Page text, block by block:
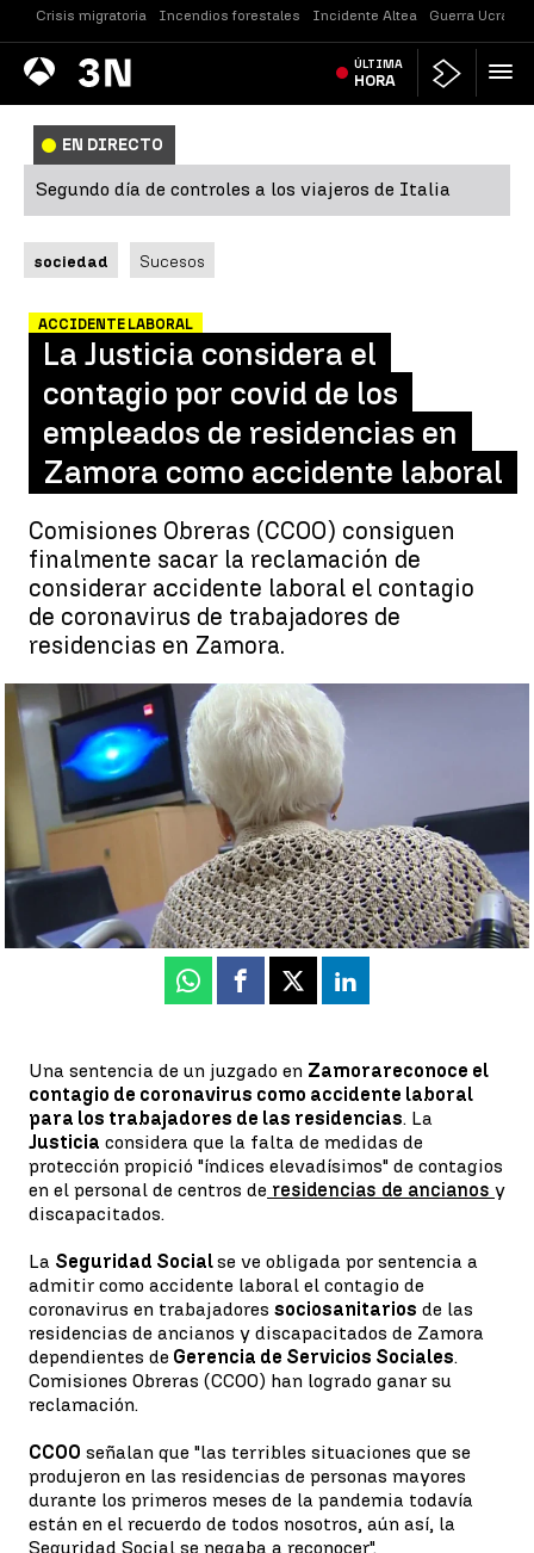
Crisis migratoria Incendios forestales Incidente Altea Guerra Ucrania
Antena
3 Noticias ÚLTIMA
HORA
EN DIRECTO
Segundo día de controles a los viajeros de Italia
sociedad Sucesos
ACCIDENTE LABORAL
La Justicia considera el
contagio por covid de los
empleados de residencias en
Zamora como accidente laboral
Comisiones Obreras (CCOO) consiguen
finalmente sacar la reclamación de
considerar accidente laboral el contagio
de coronavirus de trabajadores de
residencias en Zamora.
La Justicia considera el contagio de coronavirus de los
empleados de residencias en Zamora como accidente laboral |
Antena 3 Noticias
Publicado:18 de febrero de 2022, 15:54
Whatsapp
Facebook
X Linkedin
Una sentencia de un juzgado en Zamorareconoce el
contagio de coronavirus como accidente laboral
para los trabajadores de las residencias. La
Justicia considera que la falta de medidas de
protección propició "índices elevadísimos" de contagios
en el personal de centros de residencias de ancianos y
discapacitados.
La Seguridad Socialse ve obligada por sentencia a
admitir como accidente laboral el contagio de
coronavirus en trabajadores sociosanitarios de las
residencias de ancianos y discapacitados de Zamora
dependientes de Gerencia de Servicios Sociales.
Comisiones Obreras (CCOO) han logrado ganar su
reclamación.
CCOO señalan que "las terribles situaciones que se
produjeron en las residencias de personas mayores
durante los primeros meses de la pandemia todavía
están en el recuerdo de todos nosotros, aún así, la
Seguridad Social se negaba a reconocer".